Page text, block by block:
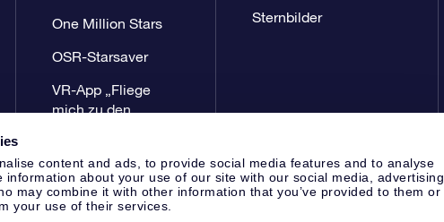
content and ads, to provide social media features and to analyse
information about your use of our site with our social media, advertising
may combine it with other information that you’ve provided to them or
your use of their services.
One Million Stars
OSR-Starsaver
VR-App „Fliege
mich zu den
Sternbilder